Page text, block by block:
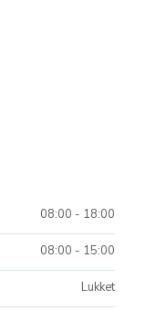
08:00 - 18:00​
08:00 - 15:00​
Lukket